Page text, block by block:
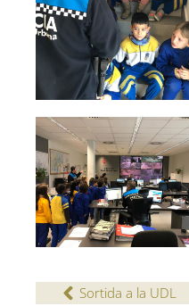
Sortida a la UDL